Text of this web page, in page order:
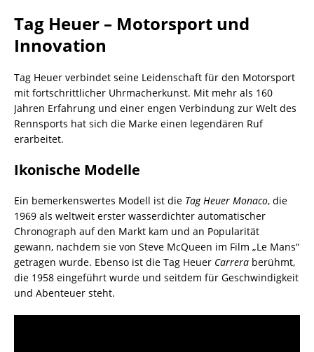
Tag Heuer – Motorsport und
Innovation
Tag Heuer verbindet seine Leidenschaft für den Motorsport
mit fortschrittlicher Uhrmacherkunst. Mit mehr als 160
Jahren Erfahrung und einer engen Verbindung zur Welt des
Rennsports hat sich die Marke einen legendären Ruf
erarbeitet.
Ikonische Modelle
Ein bemerkenswertes Modell ist die Tag Heuer Monaco, die
1969 als weltweit erster wasserdichter automatischer
Chronograph auf den Markt kam und an Popularität
gewann, nachdem sie von Steve McQueen im Film „Le Mans“
getragen wurde. Ebenso ist die Tag Heuer Carrera berühmt,
die 1958 eingeführt wurde und seitdem für Geschwindigkeit
und Abenteuer steht.